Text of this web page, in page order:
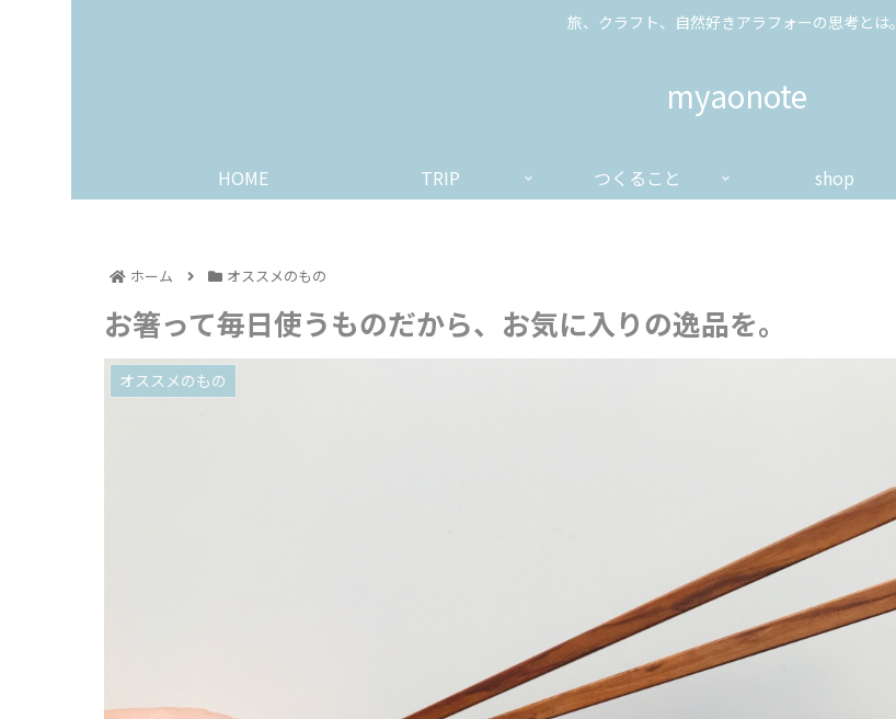
旅、クラフト、自然好きアラフォーの思考とは。
myaonote
HOME TRIP つくること shop
ホーム オススメのもの
お箸って毎日使うものだから、お気に入りの逸品を。
オススメのもの